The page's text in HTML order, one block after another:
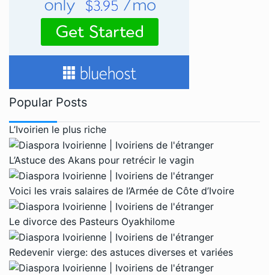
Popular Posts
L’Ivoirien le plus riche
L’Astuce des Akans pour retrécir le vagin
Voici les vrais salaires de l’Armée de Côte d’Ivoire
Le divorce des Pasteurs Oyakhilome
Redevenir vierge: des astuces diverses et variées